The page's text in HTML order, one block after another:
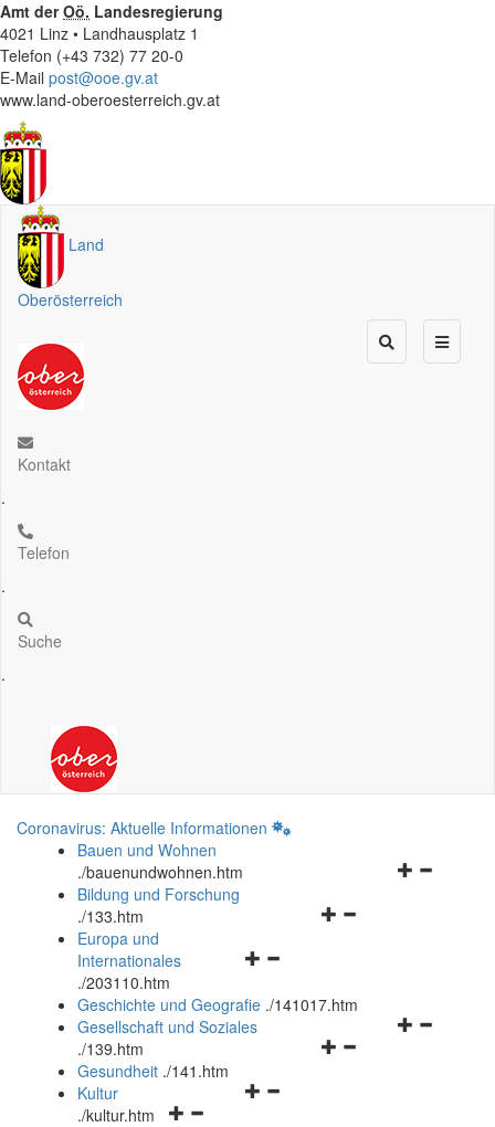
Amt derOö. Landesregierung
4021 Linz • Landhausplatz 1
Telefon (+43 732) 77 20-0
E-Mail post@ooe.gv.at
www.land-oberoesterreich.gv.at
Land
Oberösterreich
Kontakt
.
Telefon
.
Suche
.
Coronavirus: Aktuelle Informationen
Bauen und Wohnen
./bauenundwohnen.htm
Navigationsmenü
Bildung und Forschung
./133.htm
Navigationsmenü
und
schließen
Europa und
Internationales
./203110.htm
Geschichte und Geografie ./141017.htm
Navigationsmenü
Gesellschaft und Soziales
./139.htm
Navigationsmenü
Gesundheit ./141.htm
Navigationsmenü
Kultur
./kultur.htm